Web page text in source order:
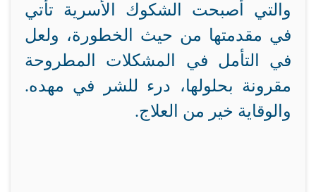
والتي أصبحت الشكوك الأسرية تأتي
في مقدمتها من حيث الخطورة، ولعل
في التأمل في المشكلات المطروحة
مقرونة بحلولها، درء للشر في مهده.
والوقاية خير من العلاج.